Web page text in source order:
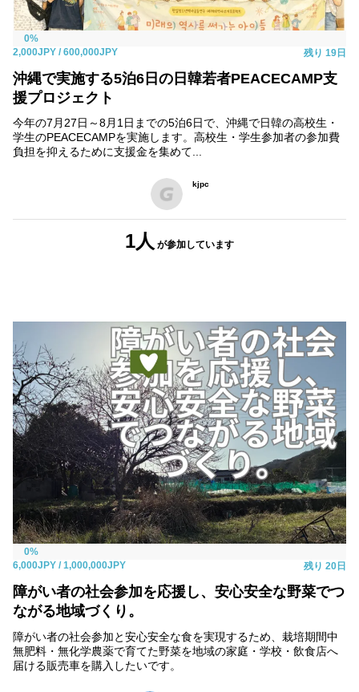
0%
2,000JPY / 600,000JPY 残り 19日
沖縄で実施する5泊6日の日韓若者PEACECAMP支
援プロジェクト
今年の7月27日～8月1日までの5泊6日で、沖縄で日韓の高校生・
学生のPEACECAMPを実施します。高校生・学生参加者の参加費
負担を抑えるために支援金を集めて...
kjpc
1人 が参加しています
0%
6,000JPY / 1,000,000JPY 残り 20日
障がい者の社会参加を応援し、安心安全な野菜でつ
ながる地域づくり。
障がい者の社会参加と安心安全な食を実現するため、栽培期間中
無肥料・無化学農薬で育てた野菜を地域の家庭・学校・飲食店へ
届ける販売車を購入したいです。